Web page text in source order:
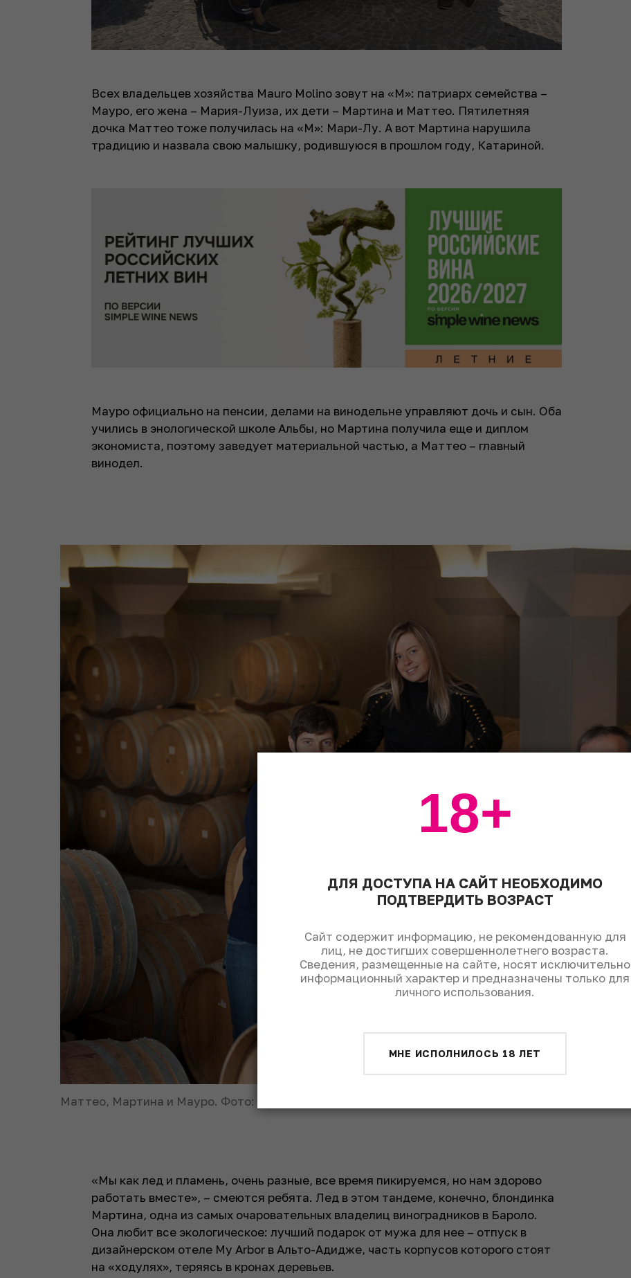
Всех владельцев хозяйства Mauro Molino зовут на «М»: патриарх семейства –
Мауро, его жена – Мария-Луиза, их дети – Мартина и Маттео. Пятилетняя
дочка Маттео тоже получилась на «М»: Мари-Лу. А вот Мартина нарушила
традицию и назвала свою малышку, родившуюся в прошлом году, Катариной.
Мауро официально на пенсии, делами на винодельне управляют дочь и сын. Оба
учились в энологической школе Альбы, но Мартина получила еще и диплом
экономиста, поэтому заведует материальной частью, а Маттео – главный
винодел.
Маттео, Мартина и Мауро. Фото: © Mauro Molino
«Мы как лед и пламень, очень разные, все время пикируемся, но нам здорово
работать вместе», – смеются ребята. Лед в этом тандеме, конечно, блондинка
Мартина, одна из самых очаровательных владелиц виноградников в Бароло.
Она любит все экологическое: лучший подарок от мужа для нее – отпуск в
дизайнерском отеле My Arbor в Альто-Адидже, часть корпусов которого стоят
на «ходулях», теряясь в кронах деревьев.
ДЛЯ ДОСТУПА НА САЙТ НЕОБХОДИМО
ПОДТВЕРДИТЬ ВОЗРАСТ
Сайт содержит информацию, не рекомендованную для
лиц, не достигших совершеннолетнего возраста.
Сведения, размещенные на сайте, носят исключительно
информационный характер и предназначены только для
личного использования.
МНЕ ИСПОЛНИЛОСЬ 18 ЛЕТ
18+